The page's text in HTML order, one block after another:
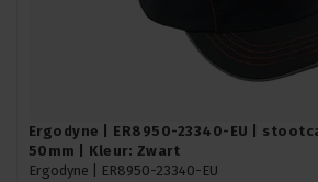
Ergodyne | ER8950-23340-EU |
50mm | Kleur: Zwart
Ergodyne |
ER8950-23340-EU